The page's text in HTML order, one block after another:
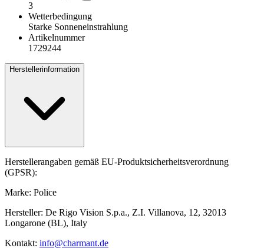
3
Wetterbedingung
Starke Sonneneinstrahlung
Artikelnummer
1729244
Herstellerinformation
Herstellerangaben gemäß EU-Produktsicherheitsverordnung
(GPSR):
Marke: Police
Hersteller: De Rigo Vision S.p.a., Z.I. Villanova, 12, 32013
Longarone (BL), Italy
Kontakt: info@charmant.de